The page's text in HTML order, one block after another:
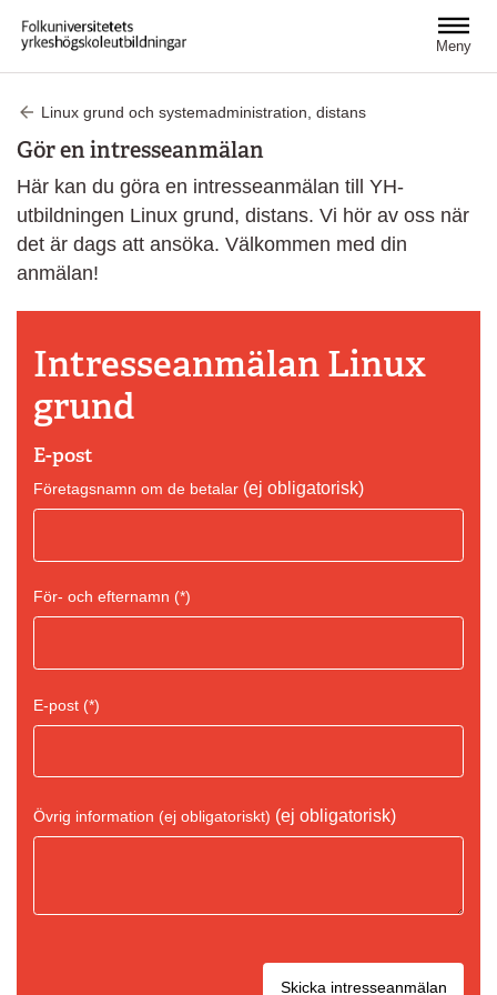
Meny
Linux grund och systemadministration, distans
Gör en intresseanmälan
Här kan du göra en intresseanmälan till YH-
utbildningen Linux grund, distans. Vi hör av oss när
det är dags att ansöka. Välkommen med din
anmälan!
Intresseanmälan Linux
grund
E-post
Företagsnamn om de betalar (ej obligatorisk)
För- och efternamn
E-post
Övrig information (ej obligatoriskt) (ej obligatorisk)
Skicka intresseanmälan